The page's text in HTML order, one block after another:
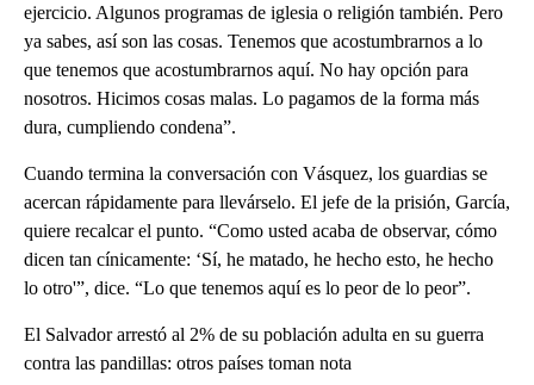
ejercicio. Algunos programas de iglesia o religión también. Pero
ya sabes, así son las cosas. Tenemos que acostumbrarnos a lo
que tenemos que acostumbrarnos aquí. No hay opción para
nosotros. Hicimos cosas malas. Lo pagamos de la forma más
dura, cumpliendo condena”.
Cuando termina la conversación con Vásquez, los guardias se
acercan rápidamente para llevárselo. El jefe de la prisión, García,
quiere recalcar el punto. “Como usted acaba de observar, cómo
dicen tan cínicamente: ‘Sí, he matado, he hecho esto, he hecho
lo otro'”, dice. “Lo que tenemos aquí es lo peor de lo peor”.
El Salvador arrestó al 2% de su población adulta en su guerra
contra las pandillas: otros países toman nota